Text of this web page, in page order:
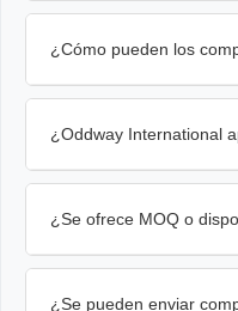
¿Cómo pueden los
¿Oddway International
¿Se ofrece MOQ o
¿Se pueden enviar